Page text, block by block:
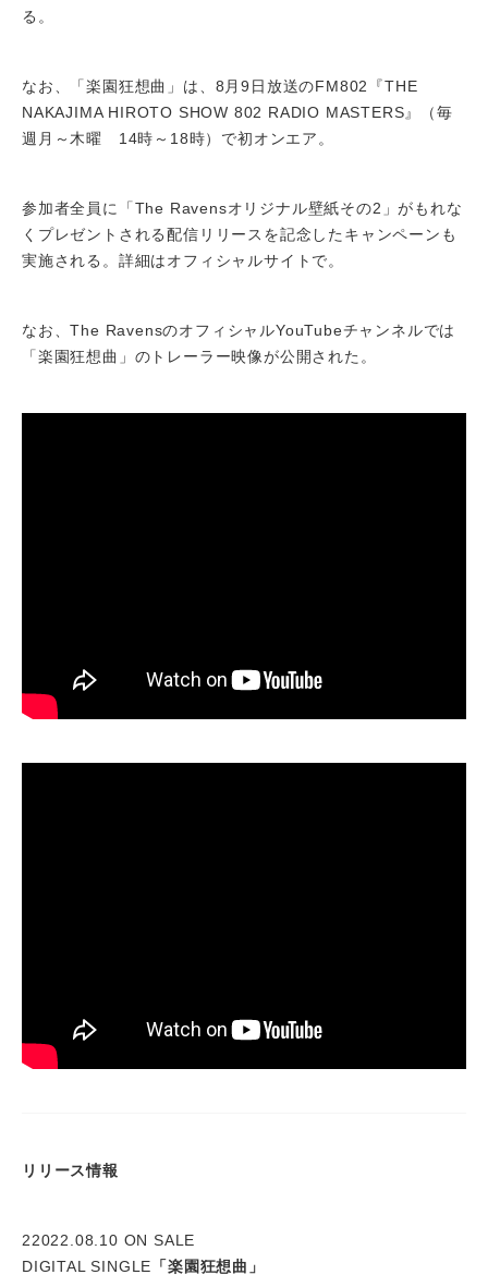
る。
なお、「楽園狂想曲」は、8月9日放送のFM802『THE
NAKAJIMA HIROTO SHOW 802 RADIO MASTERS』（毎
週月～木曜 14時～18時）で初オンエア。
参加者全員に「The Ravensオリジナル壁紙その2」がもれな
くプレゼントされる配信リリースを記念したキャンペーンも
実施される。詳細はオフィシャルサイトで。
なお、The RavensのオフィシャルYouTubeチャンネルでは
「楽園狂想曲」のトレーラー映像が公開された。
リリース情報
22022.08.10 ON SALE
DIGITAL SINGLE 「楽園狂想曲」